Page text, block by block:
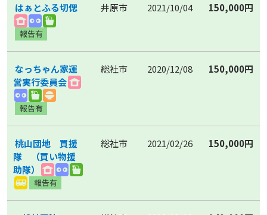
はぁとふる切偲 井原市 2021/10/04 150,000円
なっちゃん家運
営実行委員会
総社市 2020/12/08 150,000円
桃山団地 買援
隊 （買い物援
助隊）
総社市 2021/02/26 150,000円